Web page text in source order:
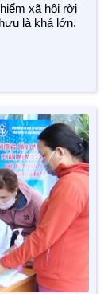
xã hội rời
là khá lớn.